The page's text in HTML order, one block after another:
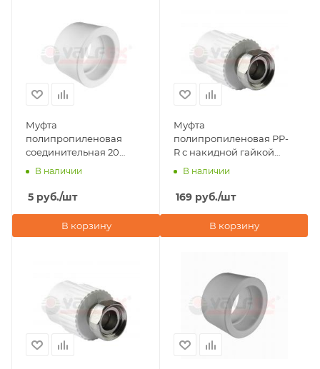
Муфта
полипропиленовая
соединительная 20
Valfex, белая
В наличии
5 руб./шт
В корзину
Муфта
полипропиленовая PP-
R с накидной гайкой
20х3/4" Valfex, серая
В наличии
169 руб./шт
В корзину